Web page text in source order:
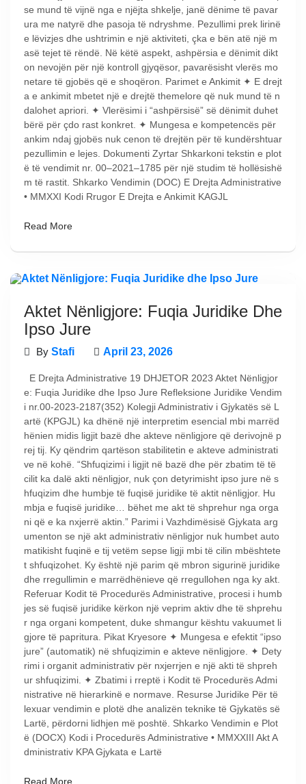
se mund të vijnë nga e njëjta shkelje, janë dënime të pavar
ura me natyrë dhe pasoja të ndryshme. Pezullimi prek lirinë
e lëvizjes dhe ushtrimin e një aktiviteti, çka e bën atë një m
asë tejet të rëndë. Në këtë aspekt, ashpërsia e dënimit dikt
on nevojën për një kontroll gjyqësor, pavarësisht vlerës mo
netare të gjobës që e shoqëron. Parimet e Ankimit ✦ E drejt
a e ankimit mbetet një e drejtë themelore që nuk mund të n
dalohet apriori. ✦ Vlerësimi i “ashpërsisë” së dënimit duhet
bërë për çdo rast konkret. ✦ Mungesa e kompetencës për
ankim ndaj gjobës nuk cenon të drejtën për të kundërshtuar
pezullimin e lejes. Dokumenti Zyrtar Shkarkoni tekstin e plot
ë të vendimit nr. 00–2021–1785 për një studim të hollësishë
m të rastit. Shkarko Vendimin (DOC) E Drejta Administrative
• MMXXI Kodi Rrugor E Drejta e Ankimit KAGJL
Read More
Aktet Nënligjore: Fuqia Juridike Dhe
Ipso Jure
By Stafi April 23, 2026
E Drejta Administrative 19 DHJETOR 2023 Aktet Nënligjor
e: Fuqia Juridike dhe Ipso Jure Refleksione Juridike Vendim
i nr.00-2023-2187(352) Kolegji Administrativ i Gjykatës së L
artë (KPGJL) ka dhënë një interpretim esencial mbi marrëd
hënien midis ligjit bazë dhe akteve nënligjore që derivojnë p
rej tij. Ky qëndrim qartëson stabilitetin e akteve administrati
ve në kohë. “Shfuqizimi i ligjit në bazë dhe për zbatim të të
cilit ka dalë akti nënligjor, nuk çon detyrimisht ipso jure në s
hfuqizim dhe humbje të fuqisë juridike të aktit nënligjor. Hu
mbja e fuqisë juridike… bëhet me akt të shprehur nga orga
ni që e ka nxjerrë aktin.” Parimi i Vazhdimësisë Gjykata arg
umenton se një akt administrativ nënligjor nuk humbet auto
matikisht fuqinë e tij vetëm sepse ligji mbi të cilin mbështete
t shfuqizohet. Ky është një parim që mbron sigurinë juridike
dhe rregullimin e marrëdhënieve që rregullohen nga ky akt.
Referuar Kodit të Procedurës Administrative, procesi i humb
jes së fuqisë juridike kërkon një veprim aktiv dhe të shprehu
r nga organi kompetent, duke shmangur kështu vakuumet li
gjore të papritura. Pikat Kryesore ✦ Mungesa e efektit “ipso
jure” (automatik) në shfuqizimin e akteve nënligjore. ✦ Dety
rimi i organit administrativ për nxjerrjen e një akti të shpreh
ur shfuqizimi. ✦ Zbatimi i rreptë i Kodit të Procedurës Admi
nistrative në hierarkinë e normave. Resurse Juridike Për të
lexuar vendimin e plotë dhe analizën teknike të Gjykatës së
Lartë, përdorni lidhjen më poshtë. Shkarko Vendimin e Plot
ë (DOCX) Kodi i Procedurës Administrative • MMXXIII Akt A
dministrativ KPA Gjykata e Lartë
Read More